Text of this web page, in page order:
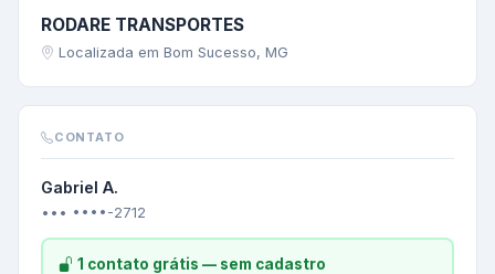
RODARE TRANSPORTES
Localizada em Bom Sucesso, MG
CONTATO
Gabriel A.
••• ••••-2712
1 contato grátis — sem cadastro